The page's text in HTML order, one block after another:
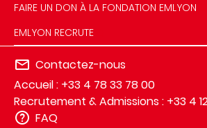
FAIRE UN DON À LA FONDATION EMLYON
EMLYON RECRUTE
Contactez-nous
Accueil : +33 4 78 33 78 00
Recrutement & Admissions : +33 4
FAQ